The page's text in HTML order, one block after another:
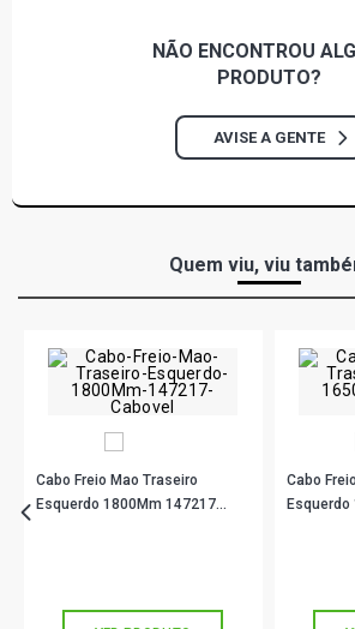
NÃO ENCONTROU
PRODUTO?
AVISE A GENTE
Quem viu, viu
Cabo Freio Mao Traseiro
Esquerdo 1800Mm 147217
Cabo